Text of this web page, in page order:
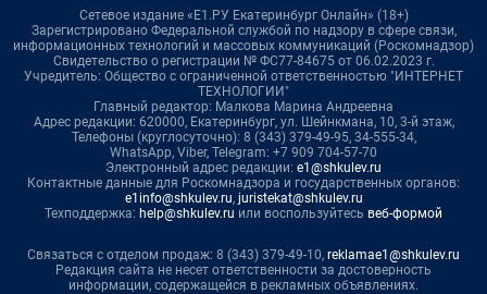
Сетевое издание «Е1.РУ Екатеринбург Онлайн» (18+)
Зарегистрировано Федеральной службой по надзору в сфере связи,
информационных технологий и массовых коммуникаций (Роскомнадзор)
Свидетельство о регистрации № ФС77-84675 от 06.02.2023 г.
Учредитель: Общество с ограниченной ответственностью "ИНТЕРНЕТ
ТЕХНОЛОГИИ"
Главный редактор: Малкова Марина Андреевна
Адрес редакции: 620000, Екатеринбург, ул. Шейнкмана, 10, 3-й этаж,
Телефоны (круглосуточно): 8 (343) 379-49-95, 34-555-34,
WhatsApp, Viber, Telegram: +7 909 704-57-70
Электронный адрес редакции: e1@shkulev.ru
Контактные данные для Роскомнадзора и государственных органов:
e1info@shkulev.ru, juristekat@shkulev.ru
Техподдержка: help@shkulev.ru или воспользуйтесь веб-формой
Связаться с отделом продаж: 8 (343) 379-49-10, reklamae1@shkulev.ru
Редакция сайта не несет ответственности за достоверность
информации, содержащейся в рекламных объявлениях.